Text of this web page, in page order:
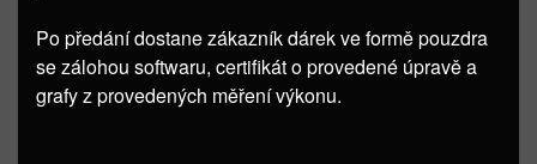
Po předání dostane zákazník dárek ve formě pouzdra
se zálohou softwaru, certifikát o provedené úpravě a
grafy z provedených měření výkonu.